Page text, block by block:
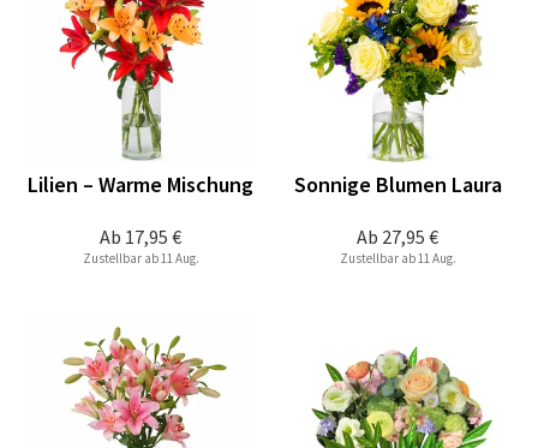
Ab 17,95 €
Lilien – Warme Mischung
Zustellbar ab 11 Aug.
Ab 27,95 €
Sonnige Blumen Laura
Zustellbar ab 11 Aug.